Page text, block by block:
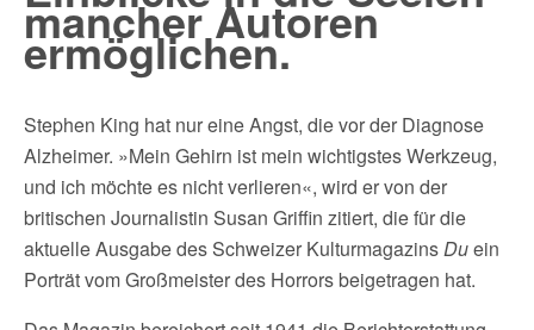
mancher Autoren
ermöglichen.
Stephen King hat nur eine Angst, die vor der Diagnose
Alzheimer. »Mein Gehirn ist mein wichtigstes Werkzeug,
und ich möchte es nicht verlieren«, wird er von der
britischen Journalistin Susan Griffin zitiert, die für die
aktuelle Ausgabe des Schweizer KulturmagazinsDuein
Porträt vom Großmeister des Horrors beigetragen hat.